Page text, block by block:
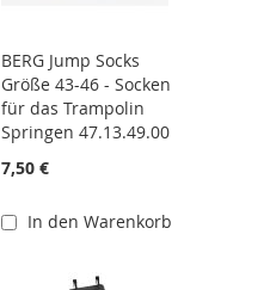
BERG Jump Socks
Größe 43-46 - Socken
für das Trampolin
Springen 47.13.49.00
7,50 €
In den Warenkorb